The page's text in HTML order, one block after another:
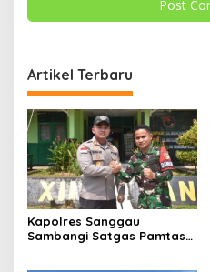
Artikel Terbaru
Kapolres Sanggau
Sambangi Satgas Pamtas